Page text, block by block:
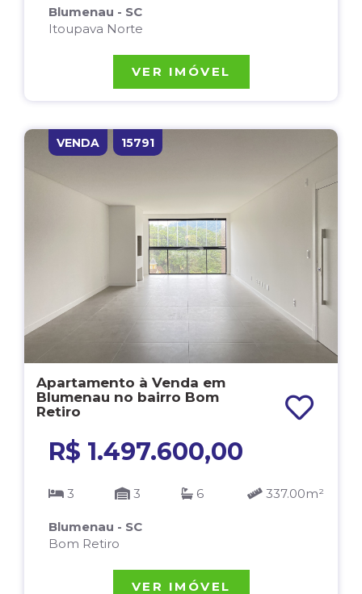
Blumenau - SC
Itoupava Norte
VER IMÓVEL
VENDA 15791
Apartamento à Venda em
Blumenau no bairro Bom
Retiro
R$ 1.497.600,00
3 3 6 337.00m²
Blumenau - SC
Bom Retiro
VER IMÓVEL